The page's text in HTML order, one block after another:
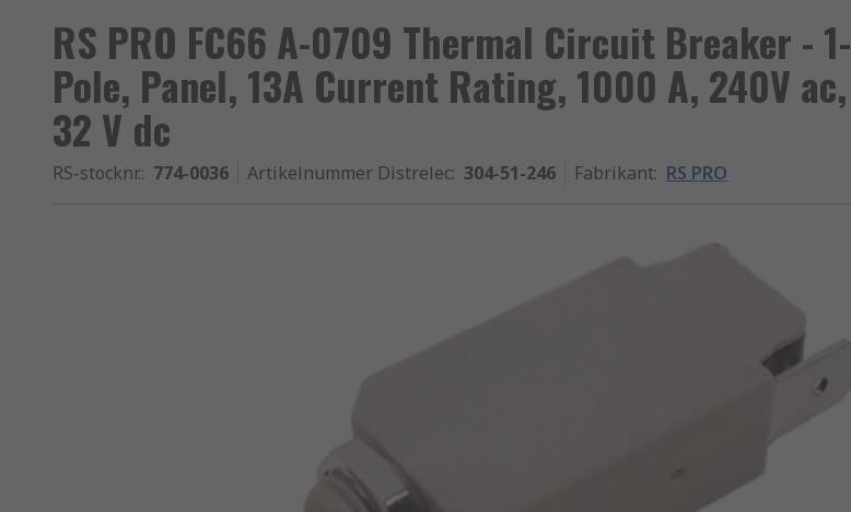
RS PRO FC66 A-0709 Thermal Circuit Breaker - 1-
Pole, Panel, 13A Current Rating, 1000 A, 240V ac,
32 V dc
RS-stocknr.: 774-0036 Artikelnummer Distrelec: 304-51-246 Fabrikant: RS PRO